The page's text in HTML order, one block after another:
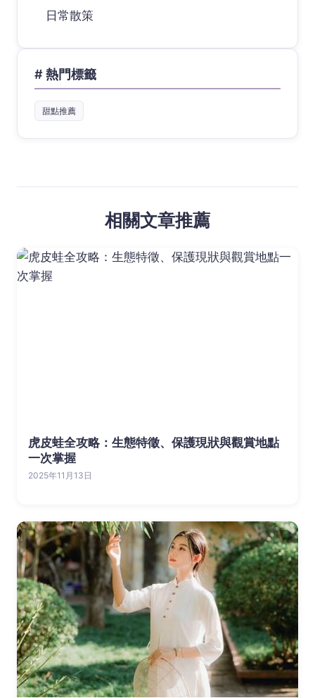
日常散策
# 熱門標籤
甜點推薦
相關文章推薦
虎皮蛙全攻略：生態特徵、保護現狀與觀賞地點
一次掌握
2025年11月13日